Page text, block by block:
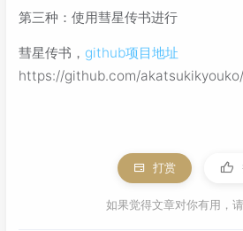
第三种：使用彗星传书进行
彗星传书， github项目地址
https://github.com/
打赏
如果觉得文章对你有用，